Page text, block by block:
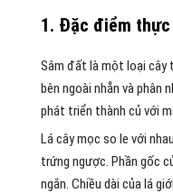
1. Đặc điểm
Sâm đất là một loại
bên ngoài nhẵn và phân
phát triển thành củ với
Lá cây mọc so le với
trứng ngược. Phần gốc
ngắn. Chiều dài của lá